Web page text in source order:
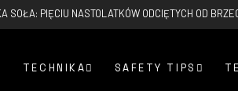
SOŁA: PIĘCIU NASTOLATKÓW ODCIĘTYCH OD
TECHNIKA SAFETY TIPS